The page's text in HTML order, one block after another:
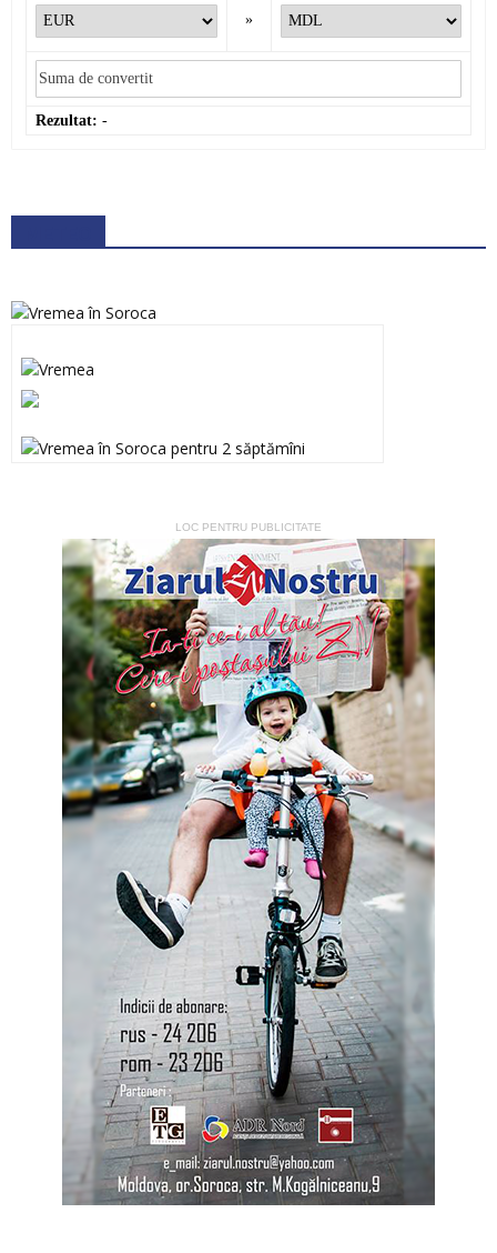
»
Rezultat: -
LOC PENTRU PUBLICITATE